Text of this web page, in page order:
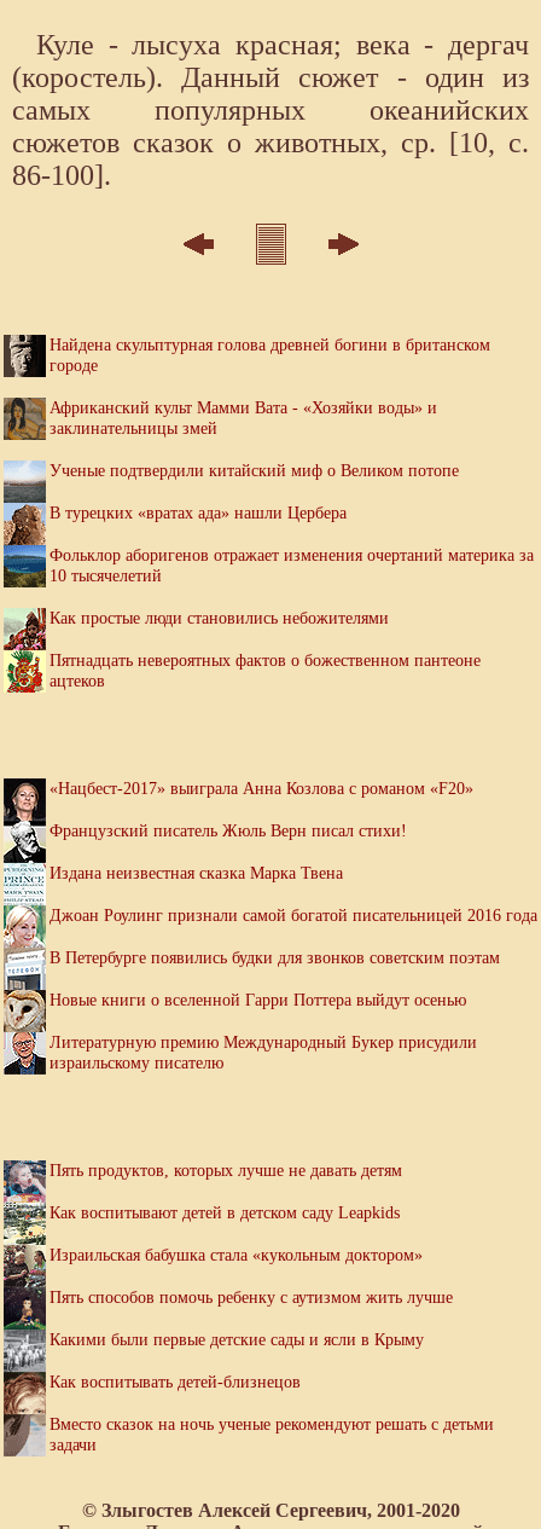
Куле - лысуха красная; века - дергач
(коростель). Данный сюжет - один из
самых популярных океанийских
сюжетов сказок о животных, ср. [10, с.
86-100].
Найдена скульптурная голова древней богини в британском
городе
Африканский культ Мамми Вата - «Хозяйки воды» и
заклинательницы змей
Ученые подтвердили китайский миф о Великом потопе
В турецких «вратах ада» нашли Цербера
Фольклор аборигенов отражает изменения очертаний материка за
10 тысячелетий
Как простые люди становились небожителями
Пятнадцать невероятных фактов о божественном пантеоне
ацтеков
«Нацбест-2017» выиграла Анна Козлова с романом «F20»
Французский писатель Жюль Верн писал стихи!
Издана неизвестная сказка Марка Твена
Джоан Роулинг признали самой богатой писательницей 2016 года
В Петербурге появились будки для звонков советским поэтам
Новые книги о вселенной Гарри Поттера выйдут осенью
Литературную премию Международный Букер присудили
израильскому писателю
Пять продуктов, которых лучше не давать детям
Как воспитывают детей в детском саду Leapkids
Израильская бабушка стала «кукольным доктором»
Пять способов помочь ребенку с аутизмом жить лучше
Какими были первые детские сады и ясли в Крыму
Как воспитывать детей-близнецов
Вместо сказок на ночь ученые рекомендуют решать с детьми
задачи
© Злыгостев Алексей Сергеевич, 2001-2020